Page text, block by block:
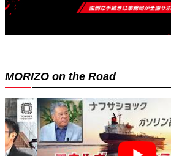
MORIZO on the Road